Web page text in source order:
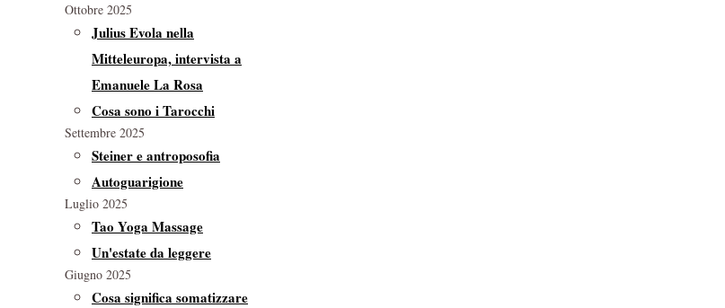
Ottobre 2025
Julius Evola nella
Mitteleuropa, intervista a
Emanuele La Rosa
Cosa sono i Tarocchi
Settembre 2025
Steiner e antroposofia
Autoguarigione
Luglio 2025
Tao Yoga Massage
Un'estate da leggere
Giugno 2025
Cosa significa somatizzare